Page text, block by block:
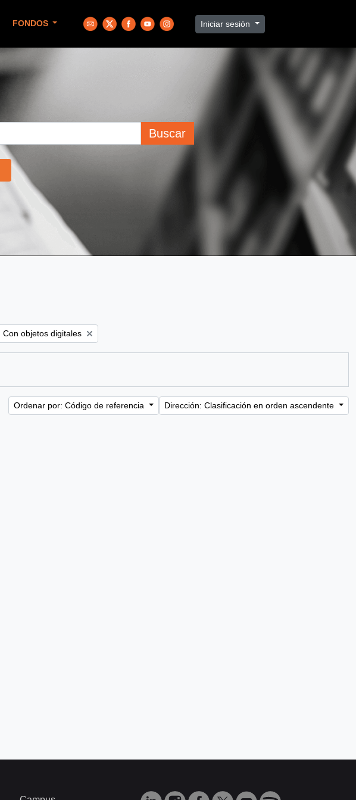
FONDOS Iniciar sesión
Buscar
Remove filter:
Con objetos digitales
Ordenar por: Código de referencia Dirección: Clasificación en orden ascendente